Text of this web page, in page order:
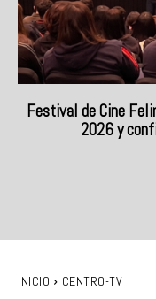
Festival de Cine
2026 y